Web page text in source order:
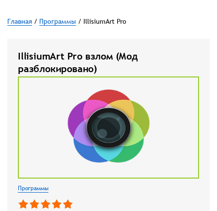
Главная / Программы / IllisiumArt Pro
IllisiumArt Pro взлом (Мод
разблокировано)
Программы